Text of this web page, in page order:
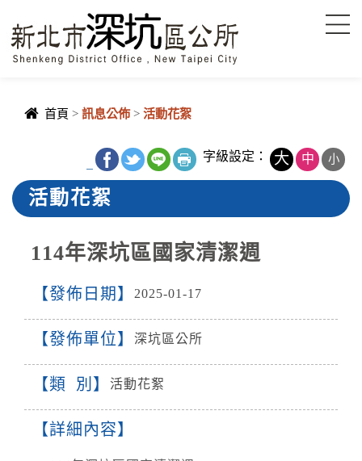
首頁 > 訊息公佈> 活動花絮
字級設定： 大 中 小
活動花絮
114年深坑區國家清潔週
發佈日期 2025-01-17
發佈單位 深坑區公所
類 別 活動花絮
詳細內容